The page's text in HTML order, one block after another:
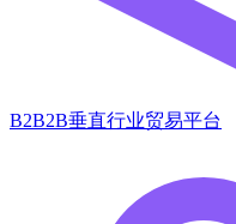
B2B2B垂直行业贸易平台